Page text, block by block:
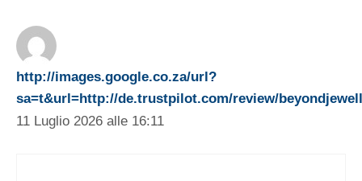
http://images.google.co.za/url?
sa=t&url=http://de.trustpilot.com/review/
11 Luglio 2026 alle 16:11